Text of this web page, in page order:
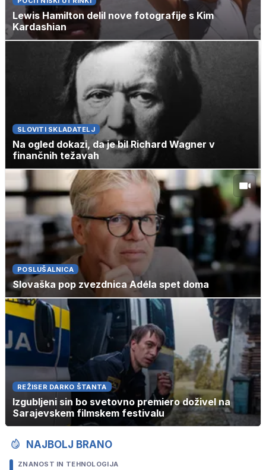
Lewis Hamilton delil nove fotografije s Kim
Kardashian
SLOVITI SKLADATELJ
Na ogled dokazi, da je bil Richard Wagner v
finančnih težavah
POSLUŠALNICA
Slovaška pop zvezdnica Adéla spet doma
REŽISER DARKO ŠTANTA
Izgubljeni sin bo svetovno premiero doživel na
Sarajevskem filmskem festivalu
NAJBOLJ BRANO
ZNANOST IN TEHNOLOGIJA